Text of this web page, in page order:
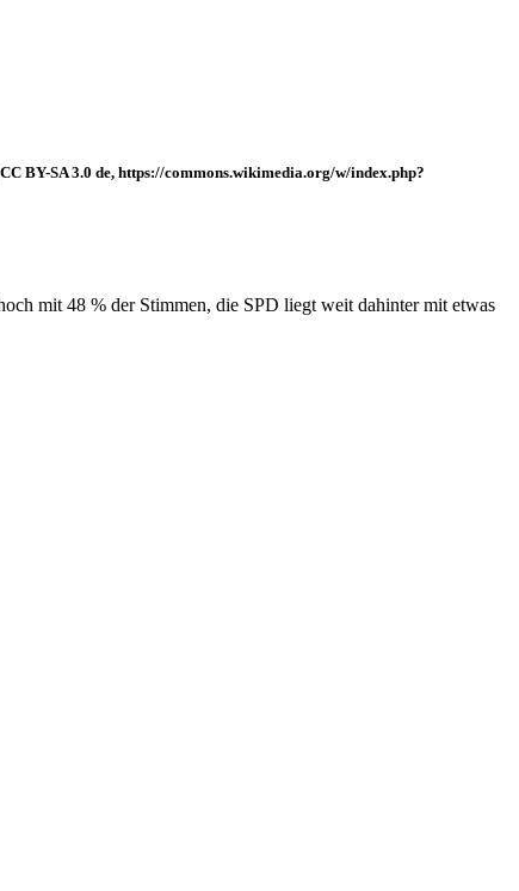
BY-SA 3.0 de, https://commons.wikimedia.org/w/index.php?
mit 48 % der Stimmen, die SPD liegt weit dahinter mit etwas